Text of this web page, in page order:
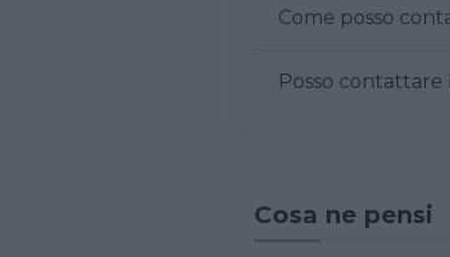
Cosa ne pensi